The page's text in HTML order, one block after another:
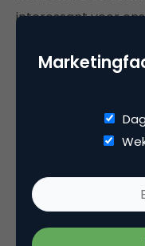
interessant voor
maken.
wie er kijken en
we wel inzetten
willen zijn. Maar
verhaal kunt